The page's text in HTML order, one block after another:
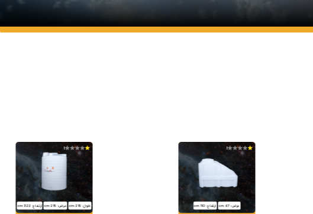
1
عرض: 87 cm ارتفاع: 110 cm
1
طول: 215 cm عرض: 215 cm ارتفاع: 322 cm